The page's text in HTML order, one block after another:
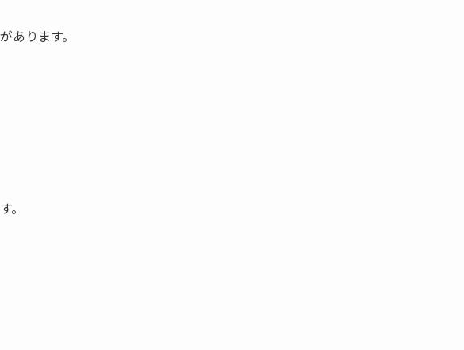
ります。
。